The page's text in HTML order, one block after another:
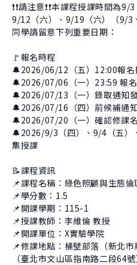
❗❗請注意❗❗本課程授課時間為
9/12（六）、9/19（六）（9/3
同學請留意下列重要日期：
🚩報名時程
🔔2026/06/12（五）12:00報名
🔔2026/07/06（一）23:59 報
🔔2026/07/13（一）錄取通知
🔔2026/07/16（四）前候補通
🔔2026/07/20（一）確認修課
🔔2026/9/3（四）、9/4（五
集授課
📝課程資訊
📌課程名稱：綠色照顧與生態
📌學分數：1.5
📌開課學期：115-1
📌授課教師：李維倫 教授
📌開課單位：X實驗學院
📌修課地點：桶壁部落（新北
（臺北市文山區指南路二段64號